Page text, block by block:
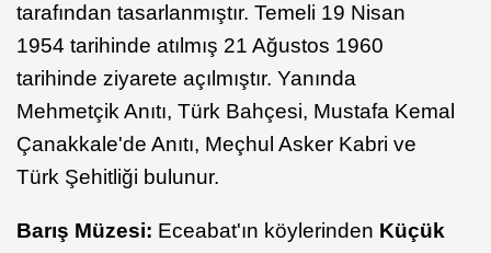
tarafından tasarlanmıştır. Temeli 19 Nisan
1954 tarihinde atılmış 21 Ağustos 1960
tarihinde ziyarete açılmıştır. Yanında
Mehmetçik Anıtı, Türk Bahçesi, Mustafa Kemal
Çanakkale'de Anıtı, Meçhul Asker Kabri ve
Türk Şehitliği bulunur.
Barış Müzesi: Eceabat'ın köylerinden Küçük